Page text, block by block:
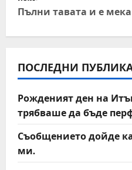
n
v
i
g
a
Пълни тавата и е
ПОСЛЕДНИ
Рожденият ден на
трябваше да бъде
Съобщението дойде
ми.